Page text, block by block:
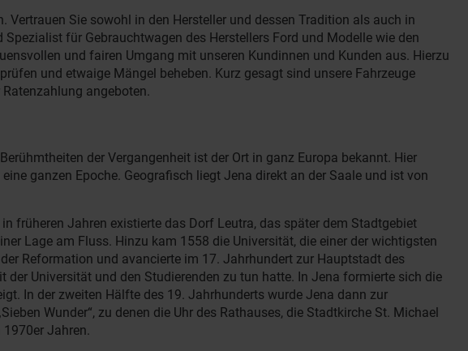
Sie sowohl in den Hersteller und dessen Tradition als auch in
für Gebrauchtwagen des Herstellers Ford und Modelle wie den
und fairen Umgang mit unseren Kundinnen und Kunden aus. Hierzu
und etwaige Mängel beheben. Kurz gesagt sind unsere Fahrzeuge
angeboten.
der Vergangenheit ist der Ort in ganz Europa bekannt. Hier
ganzen Epoche. Geografisch liegt Jena direkt an der Saale und ist von
früheren Jahren existierte das Dorf Leutra, das später dem Stadtgebiet
Lage am Fluss. Hinzu kam 1558 die Universität, die einer der wichtigsten
Reformation und avancierte im 17. Jahrhundert zur Hauptstadt des
Universität und den Studierenden zu tun hatte. In Jena formierte sich die
In der zweiten Hälfte des 19. Jahrhunderts wurde Jena dann zur
Wunder“, zu denen die Uhr des Rathauses, die Stadtkirche St. Michael
Jahren.